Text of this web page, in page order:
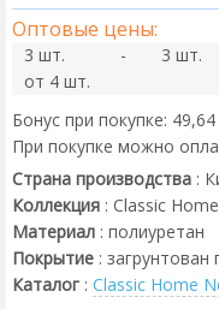
Оптовые цены:
3 шт. - 3 шт.
от 4 шт.
Бонус при покупке: 49,64
При покупке можно
Страна производства :
Коллекция : Classic
Материал : полиуретан
Покрытие : загрунтован
Каталог : Classic Home